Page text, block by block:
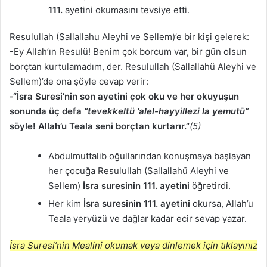
111. ayetini okumasını tevsiye etti.
Resulullah (Sallallahu Aleyhi ve Sellem)’e bir kişi gelerek:
-Ey Allah’ın Resulü! Benim çok borcum var, bir gün olsun
borçtan kurtulamadım, der. Resulullah (Sallallahü Aleyhi ve
Sellem)’de ona şöyle cevap verir:
-“İsra Suresi’nin son ayetini çok oku ve her okuyuşun
sonunda üç defa “tevekkeltü ‘alel-hayyillezi la yemutü”
söyle! Allah’u Teala seni borçtan kurtarır.”(5)
Abdulmuttalib oğullarından konuşmaya başlayan
her çocuğa Resulullah (Sallallahü Aleyhi ve
Sellem) İsra suresinin 111. ayetini öğretirdi.
Her kim İsra suresinin 111. ayetini okursa, Allah’u
Teala yeryüzü ve dağlar kadar ecir sevap yazar.
İsra Suresi’nin Mealini okumak veya dinlemek için tıklayınız